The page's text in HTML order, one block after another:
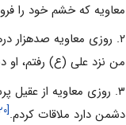
معاویه که خشم خود را
۲. روزی معاویه صدهزار
من نزد علی (ع) رفتم، او
۳. روزی معاویه از
دشمن دارد ملاقات کردم.[۲۰]